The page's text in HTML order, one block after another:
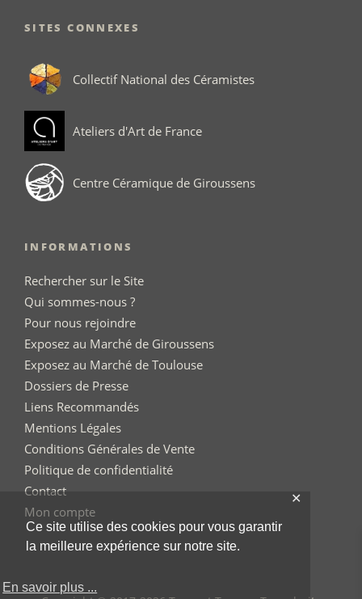
Ce site utilise des cookies pour vous garantir
la meilleure expérience sur notre site.
En savoir plus ...
✕
SITES CONNEXES
Collectif National des Céramistes
Ateliers d'Art de France
Centre Céramique de Giroussens
INFORMATIONS
Rechercher sur le Site
Qui sommes-nous ?
Pour nous rejoindre
Exposez au Marché de Giroussens
Exposez au Marché de Toulouse
Dossiers de Presse
Liens Recommandés
Mentions Légales
Conditions Générales de Vente
Politique de confidentialité
Contact
Mon compte